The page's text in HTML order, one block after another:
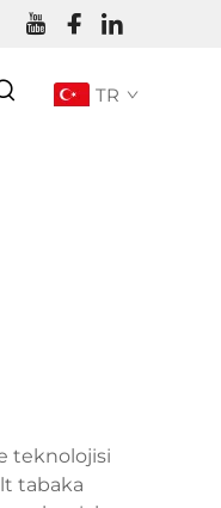
TR
teknolojisi
tabaka